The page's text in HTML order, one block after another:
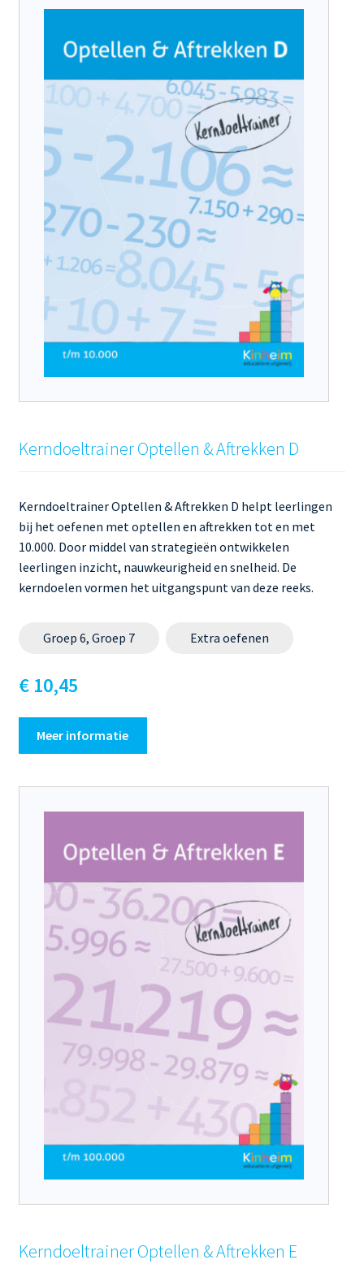
Kerndoeltrainer Optellen & Aftrekken D
Kerndoeltrainer Optellen & Aftrekken D helpt leerlingen
bij het oefenen met optellen en aftrekken tot en met
10.000. Door middel van strategieën ontwikkelen
leerlingen inzicht, nauwkeurigheid en snelheid. De
kerndoelen vormen het uitgangspunt van deze reeks.
Groep 6, Groep 7 Extra oefenen
€ 10,45
Meer informatie
Kerndoeltrainer Optellen & Aftrekken E